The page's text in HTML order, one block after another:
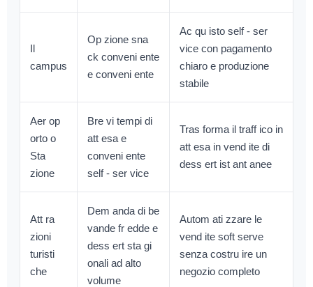
Il
campus
Op zione sna
ck conveni ente
e conveni ente
Ac qu isto self - ser
vice con pagamento
chiaro e produzione
stabile
Aer op
orto o
Sta
zione
Bre vi tempi di
att esa e
conveni ente
self - ser vice
Tras forma il traff ico in
att esa in vend ite di
dess ert ist ant anee
Att ra
zioni
turisti
che
Dem anda di be
vande fr edde e
dess ert sta gi
onali ad alto
volume
Autom ati zzare le
vend ite soft serve
senza costru ire un
negozio completo